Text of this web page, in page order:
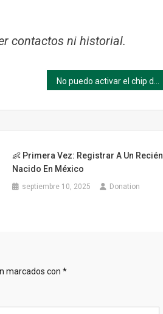
contactos ni historial.
👶 Primera Vez: Registrar A Un Recién
Nacido En México
septiembre 10, 2025 Donation
marcados con *